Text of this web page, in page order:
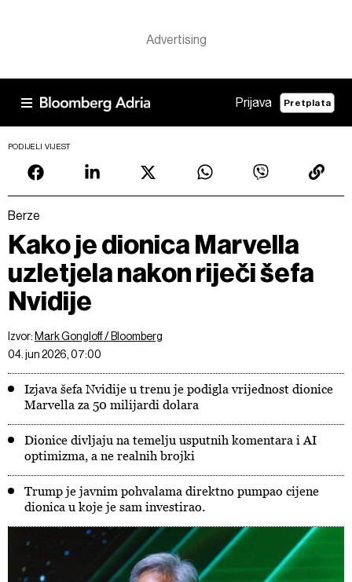
Prijava Pretplata
PODIJELI VIJEST
Berze
Kako je dionica Marvella
uzletjela nakon riječi šefa
Nvidije
Izvor: Mark Gongloff / Bloomberg
04. jun 2026, 07:00
Izjava šefa Nvidije u trenu je podigla vrijednost dionice
Marvella za 50 milijardi dolara
Dionice divljaju na temelju usputnih komentara i AI
optimizma, a ne realnih brojki
Trump je javnim pohvalama direktno pumpao cijene
dionica u koje je sam investirao.